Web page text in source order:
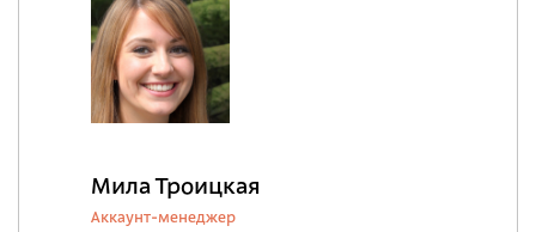
Мила Троицкая
Аккаунт-менеджер